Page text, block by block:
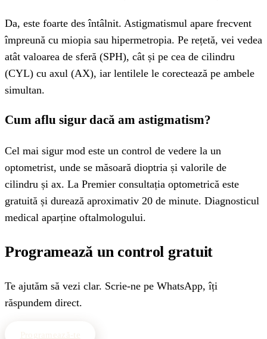
Da, este foarte des întâlnit. Astigmatismul apare frecvent
împreună cu miopia sau hipermetropia. Pe rețetă, vei vedea
atât valoarea de sferă (SPH), cât și pe cea de cilindru
(CYL) cu axul (AX), iar lentilele le corectează pe ambele
simultan.
Cum aflu sigur dacă am astigmatism?
Cel mai sigur mod este un control de vedere la un
optometrist, unde se măsoară dioptria și valorile de
cilindru și ax. La Premier consultația optometrică este
gratuită și durează aproximativ 20 de minute. Diagnosticul
medical aparține oftalmologului.
Programează un control gratuit
Te ajutăm să vezi clar. Scrie-ne pe WhatsApp, îți
răspundem direct.
Programează-te